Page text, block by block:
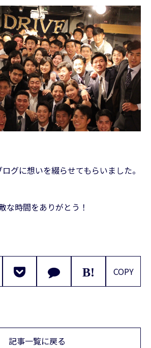
グに想いを綴らせてもらいました。
な時間をありがとう！
COPY
記事一覧に戻る